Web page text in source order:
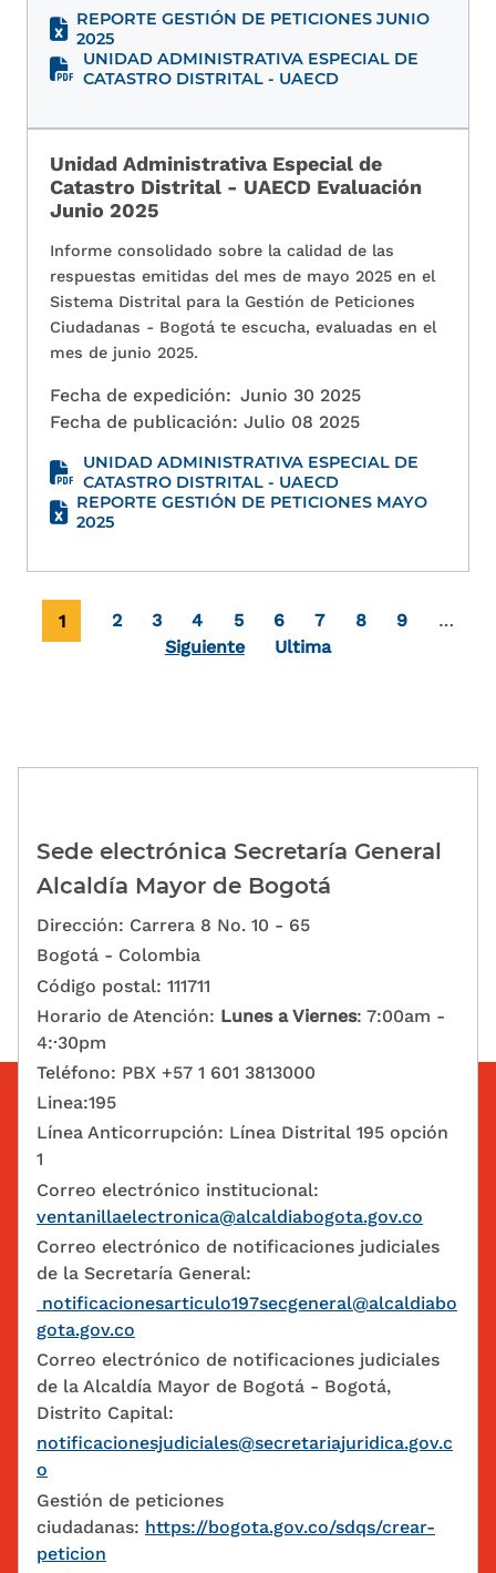
REPORTE GESTIÓN DE PETICIONES JUNIO
2025
UNIDAD ADMINISTRATIVA ESPECIAL DE
CATASTRO DISTRITAL - UAECD
Unidad Administrativa Especial de
Catastro Distrital - UAECD Evaluación
Junio 2025
Informe consolidado sobre la calidad de las
respuestas emitidas del mes de mayo 2025 en el
Sistema Distrital para la Gestión de Peticiones
Ciudadanas - Bogotá te escucha, evaluadas en el
mes de junio 2025.
Fecha de expedición: Junio 30 2025
Fecha de publicación: Julio 08 2025
UNIDAD ADMINISTRATIVA ESPECIAL DE
CATASTRO DISTRITAL - UAECD
REPORTE GESTIÓN DE PETICIONES MAYO
2025
Paginación
Página actual
1 Page
2 Page
3 Page
4 Page
5 Page
6 Page
7 Page
8 Page
9
…
Siguiente
Última página
Ultima
Sede electrónica Secretaría General
Alcaldía Mayor de Bogotá
Dirección: Carrera 8 No. 10 - 65
Bogotá - Colombia
Código postal: 111711
Horario de Atención: Lunes a Viernes: 7:00am -
4:·30pm
Teléfono: PBX +57 1 601 3813000
Linea:195
Línea Anticorrupción: Línea Distrital 195 opción
1
Correo electrónico institucional:
ventanillaelectronica@alcaldiabogota.gov.co
Correo electrónico de notificaciones judiciales
de la Secretaría General:
notificacionesarticulo197secgeneral@alcaldiabo
gota.gov.co
Correo electrónico de notificaciones judiciales
de la Alcaldía Mayor de Bogotá - Bogotá,
Distrito Capital:
notificacionesjudiciales@secretariajuridica.gov.c
o
Gestión de peticiones
ciudadanas: https://bogota.gov.co/sdqs/crear-
peticion